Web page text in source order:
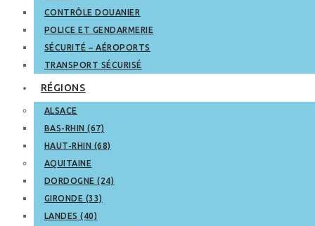
CONTRÔLE DOUANIER
POLICE ET GENDARMERIE
SÉCURITÉ – AÉROPORTS
TRANSPORT SÉCURISÉ
RÉGIONS
ALSACE
BAS-RHIN (67)
HAUT-RHIN (68)
AQUITAINE
DORDOGNE (24)
GIRONDE (33)
LANDES (40)